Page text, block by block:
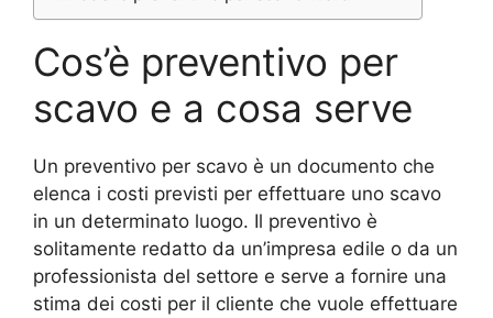
Cos’è preventivo per
scavo e a cosa serve
Un preventivo per scavo è un documento che
elenca i costi previsti per effettuare uno scavo
in un determinato luogo. Il preventivo è
solitamente redatto da un’impresa edile o da un
professionista del settore e serve a fornire una
stima dei costi per il cliente che vuole effettuare